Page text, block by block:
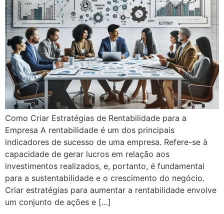
Como Criar Estratégias de Rentabilidade para a
Empresa A rentabilidade é um dos principais
indicadores de sucesso de uma empresa. Refere-se à
capacidade de gerar lucros em relação aos
investimentos realizados, e, portanto, é fundamental
para a sustentabilidade e o crescimento do negócio.
Criar estratégias para aumentar a rentabilidade envolve
um conjunto de ações e […]